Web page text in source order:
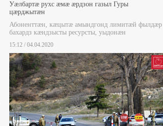
Уæлбартæ рухс æмæ æрдзон газыл Гуры
цæрджытæн
Абоненттæн, кæцытæ амындгонд лимитæй фылдæр
бахардз кæндзысты ресурсты, уыдонæн
15:12 / 04.04.2020